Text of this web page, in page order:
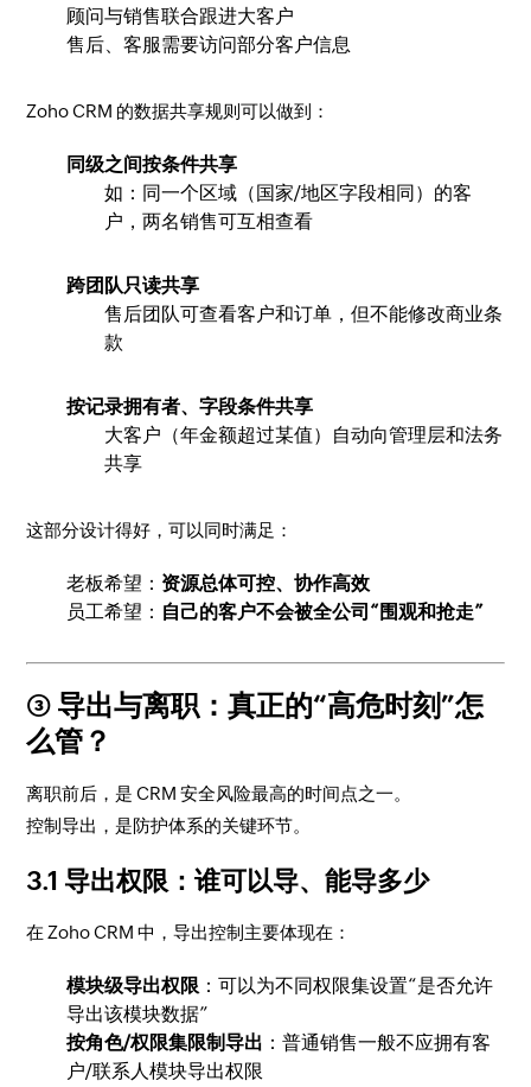
顾问与销售联合跟进大客户
售后、客服需要访问部分客户信息
Zoho CRM 的数据共享规则可以做到：
同级之间按条件共享
如：同一个区域（国家/地区字段相同）的客
户，两名销售可互相查看
跨团队只读共享
售后团队可查看客户和订单，但不能修改商业条
款
按记录拥有者、字段条件共享
大客户（年金额超过某值）自动向管理层和法务
共享
这部分设计得好，可以同时满足：
老板希望： 资源总体可控、协作高效
员工希望： 自己的客户不会被全公司“围观和抢走”
③ 导出与离职：真正的“高危时刻”怎
么管？
离职前后，是 CRM 安全风险最高的时间点之一。
控制导出，是防护体系的关键环节。
3.1 导出权限：谁可以导、能导多少
在 Zoho CRM 中，导出控制主要体现在：
模块级导出权限 ：可以为不同权限集设置“是否允许
导出该模块数据”
按角色/权限集限制导出 ：普通销售一般不应拥有客
户/联系人模块导出权限